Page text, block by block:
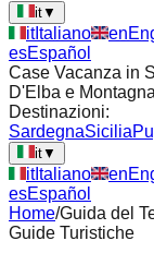
it▼
itItaliano en
esEspañol
Case Vacanza in
D'Elba e Montagna
Destinazioni:
SardegnaSicilia
it▼
itItaliano en
esEspañol
Home/Guida del
Guide Turistiche